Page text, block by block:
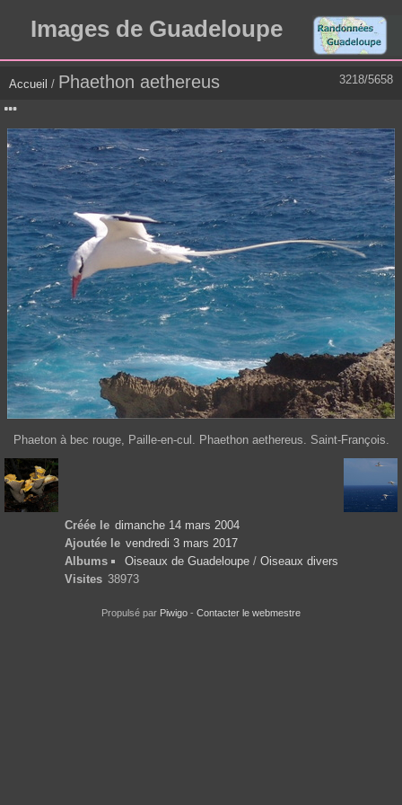
Images de Guadeloupe
3218/5658
Accueil / Phaethon aethereus
Phaeton à bec rouge, Paille-en-cul. Phaethon aethereus. Saint-François.
Créée le dimanche 14 mars 2004
Ajoutée le vendredi 3 mars 2017
Albums
Oiseaux de Guadeloupe / Oiseaux divers
Visites 38973
Propulsé par Piwigo - Contacter le webmestre